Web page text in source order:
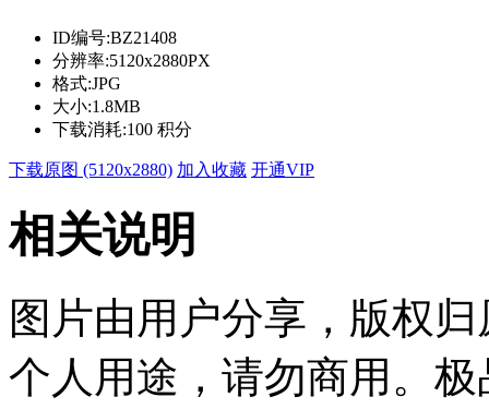
ID编号:BZ21408
分辨率:5120x2880PX
格式:JPG
大小:1.8MB
下载消耗:100 积分
下载原图 (5120x2880) 加入收藏 开通VIP
相关说明
图片由用户分享，版权
个人用途，请勿商用。